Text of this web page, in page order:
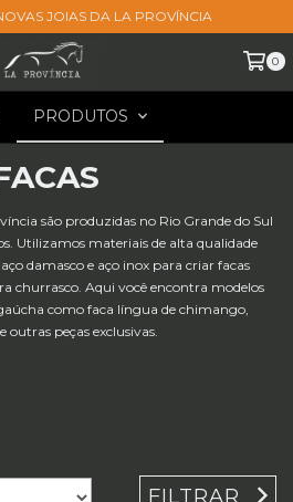
JOIAS DA LA PROVÍNCIA
0
PRODUTOS
são produzidas no Rio Grande do Sul
Utilizamos materiais de alta qualidade
damasco e aço inox para criar facas
churrasco. Aqui você encontra modelos
como faca língua de chimango,
outras peças exclusivas.
FILTRAR